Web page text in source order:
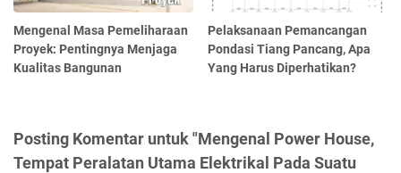
Mengenal Masa Pemeliharaan
Proyek: Pentingnya Menjaga
Kualitas Bangunan
Pelaksanaan Pemancangan
Pondasi Tiang Pancang, Apa
Yang Harus Diperhatikan?
Posting Komentar untuk "Mengenal Power House,
Tempat Peralatan Utama Elektrikal Pada Suatu